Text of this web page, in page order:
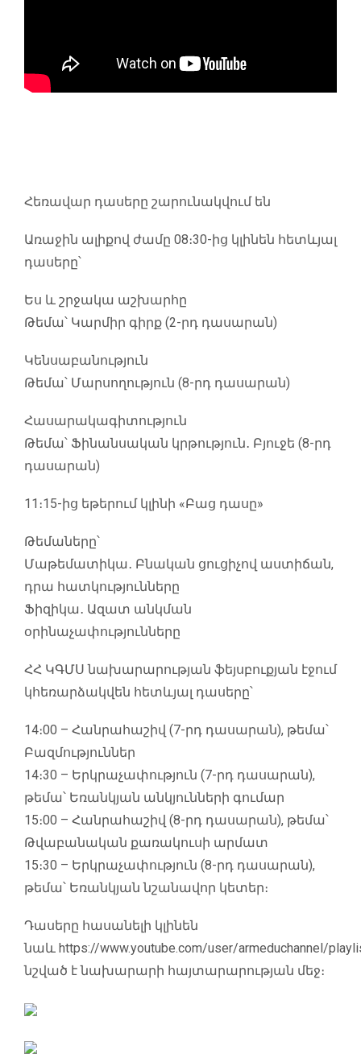
Հեռավար դասերը շարունակվում են
Առաջին ալիքով ժամը 08։30-ից կլինեն հետևյալ
դասերը՝
Ես և շրջակա աշխարհը
Թեմա՝ Կարմիր գիրք (2-րդ դասարան)
Կենսաբանություն
Թեմա՝ Մարսողություն (8-րդ դասարան)
Հասարակագիտություն
Թեմա՝ Ֆինանսական կրթություն․ Բյուջե (8-րդ
դասարան)
11։15-ից եթերում կլինի «Բաց դասը»
Թեմաները՝
Մաթեմատիկա․ Բնական ցուցիչով աստիճան,
դրա հատկությունները
Ֆիզիկա․ Ազատ անկման
օրինաչափությունները
ՀՀ ԿԳՄՍ նախարարության ֆեյսբուքյան էջում
կհեռարձակվեն հետևյալ դասերը՝
14։00 – Հանրահաշիվ (7-րդ դասարան), թեմա՝
Բազմություններ
14։30 – Երկրաչափություն (7-րդ դասարան),
թեմա՝ Եռանկյան անկյունների գումար
15։00 – Հանրահաշիվ (8-րդ դասարան), թեմա՝
Թվաբանական քառակուսի արմատ
15։30 – Երկրաչափություն (8-րդ դասարան),
թեմա՝ Եռանկյան նշանավոր կետեր։
Դասերը հասանելի կլինեն
նաև https://www.youtube.com/user/armeduchannel/
նշված է նախարարի հայտարարության մեջ։